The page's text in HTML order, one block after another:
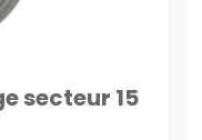
secteur 15